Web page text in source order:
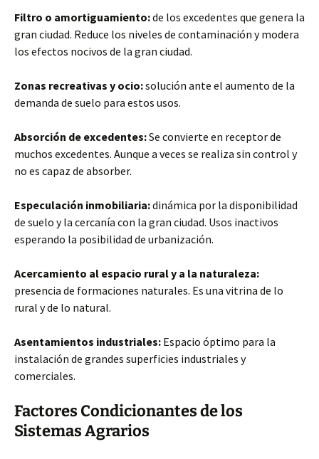
Filtro o amortiguamiento:de los excedentes que genera la
gran ciudad. Reduce los niveles de contaminación y modera
los efectos nocivos de la gran ciudad.
Zonas recreativas y ocio:solución ante el aumento de la
demanda de suelo para estos usos.
Absorción de excedentes:Se convierte en receptor de
muchos excedentes. Aunque a veces se realiza sin control y
no es capaz de absorber.
Especulación inmobiliaria:dinámica por la disponibilidad
de suelo y la cercanía con la gran ciudad. Usos inactivos
esperando la posibilidad de urbanización.
Acercamiento al espacio rural y a la naturaleza:
presencia de formaciones naturales. Es una vitrina de lo
rural y de lo natural.
Asentamientos industriales: Espacio óptimo para la
instalación de grandes superficies industriales y
comerciales.
Factores Condicionantes de los
Sistemas Agrarios